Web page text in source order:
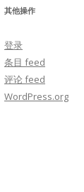
其他操作
登录
条目 feed
评论 feed
WordPress.org